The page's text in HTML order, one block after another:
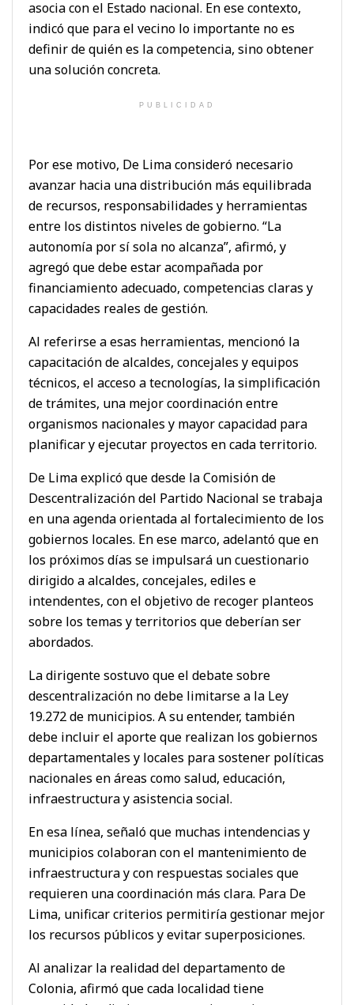
asocia con el Estado nacional. En ese contexto,
indicó que para el vecino lo importante no es
definir de quién es la competencia, sino obtener
una solución concreta.
PUBLICIDAD
Por ese motivo, De Lima consideró necesario
avanzar hacia una distribución más equilibrada
de recursos, responsabilidades y herramientas
entre los distintos niveles de gobierno. “La
autonomía por sí sola no alcanza”, afirmó, y
agregó que debe estar acompañada por
financiamiento adecuado, competencias claras y
capacidades reales de gestión.
Al referirse a esas herramientas, mencionó la
capacitación de alcaldes, concejales y equipos
técnicos, el acceso a tecnologías, la simplificación
de trámites, una mejor coordinación entre
organismos nacionales y mayor capacidad para
planificar y ejecutar proyectos en cada territorio.
De Lima explicó que desde la Comisión de
Descentralización del Partido Nacional se trabaja
en una agenda orientada al fortalecimiento de los
gobiernos locales. En ese marco, adelantó que en
los próximos días se impulsará un cuestionario
dirigido a alcaldes, concejales, ediles e
intendentes, con el objetivo de recoger planteos
sobre los temas y territorios que deberían ser
abordados.
La dirigente sostuvo que el debate sobre
descentralización no debe limitarse a la Ley
19.272 de municipios. A su entender, también
debe incluir el aporte que realizan los gobiernos
departamentales y locales para sostener políticas
nacionales en áreas como salud, educación,
infraestructura y asistencia social.
En esa línea, señaló que muchas intendencias y
municipios colaboran con el mantenimiento de
infraestructura y con respuestas sociales que
requieren una coordinación más clara. Para De
Lima, unificar criterios permitiría gestionar mejor
los recursos públicos y evitar superposiciones.
Al analizar la realidad del departamento de
Colonia, afirmó que cada localidad tiene